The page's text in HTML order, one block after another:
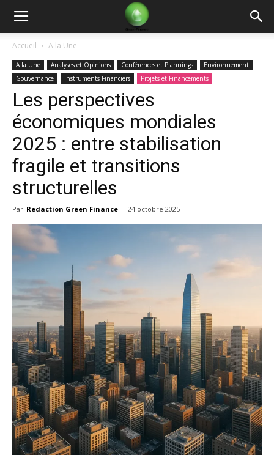
Green
Finance
Accueil A la Une
A la Une Analyses et Opinions Conférences et Plannings
Environnement
Gouvernance
Instruments Financiers Projets et Financements
Les perspectives
économiques mondiales
2025 : entre stabilisation
fragile et transitions
structurelles
Par Redaction Green Finance - 24 octobre 2025